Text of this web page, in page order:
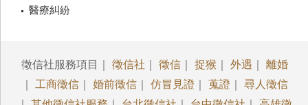
醫療糾紛
徵信社服務項目｜ 徵信社 徵信 捉猴 外遇
離婚
工商徵信 婚前徵信 仿冒見證 蒐證
尋人徵信